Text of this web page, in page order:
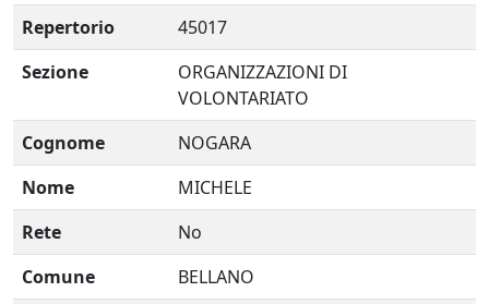
Repertorio
45017
Sezione
ORGANIZZAZIONI DI
VOLONTARIATO
Cognome
NOGARA
Nome
MICHELE
Rete
No
Comune
BELLANO